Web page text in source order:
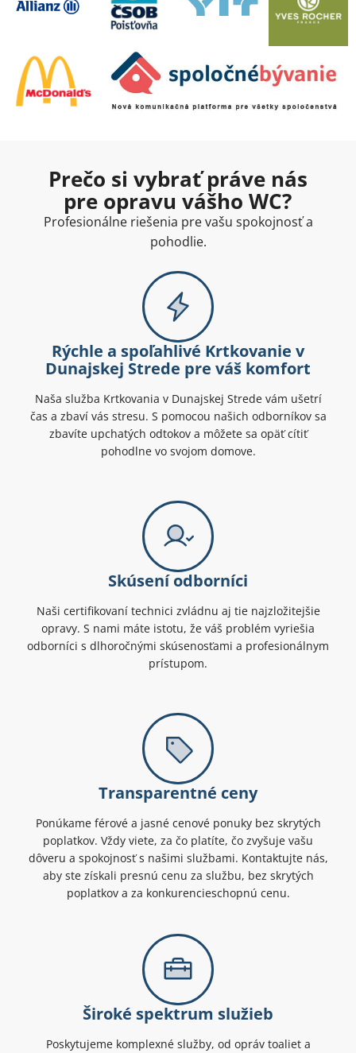
Prečo si vybrať práve nás
pre opravu vášho WC?
Profesionálne riešenia pre vašu spokojnosť a
pohodlie.
Rýchle a spoľahlivé Krtkovanie v
Dunajskej Strede pre váš komfort
Naša služba Krtkovania v Dunajskej Strede vám ušetrí
čas a zbaví vás stresu. S pomocou našich odborníkov sa
zbavíte upchatých odtokov a môžete sa opäť cítiť
pohodlne vo svojom domove.
Skúsení odborníci
Naši certifikovaní technici zvládnu aj tie najzložitejšie
opravy. S nami máte istotu, že váš problém vyriešia
odborníci s dlhoročnými skúsenosťami a profesionálnym
prístupom.
Transparentné ceny
Ponúkame férové a jasné cenové ponuky bez skrytých
poplatkov. Vždy viete, za čo platíte, čo zvyšuje vašu
dôveru a spokojnosť s našimi službami. Kontaktujte nás,
aby ste získali presnú cenu za službu, bez skrytých
poplatkov a za konkurencieschopnú cenu.
Široké spektrum služieb
Poskytujeme komplexné služby, od opráv toaliet a